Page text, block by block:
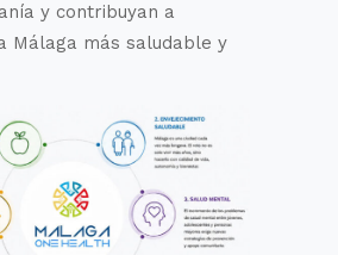
y contribuyan a
Málaga más saludable y